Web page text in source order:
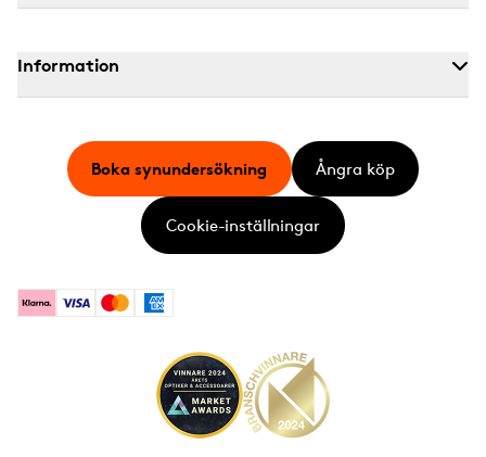
Information
KlarnaVisa MastercardAmerican Express
Boka synundersökning Ångra köp
Cookie-inställningar